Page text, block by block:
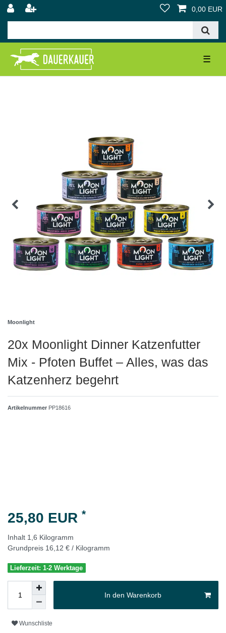
0,00 EUR
☰
Moonlight
20x Moonlight Dinner Katzenfutter
Mix - Pfoten Buffet – Alles, was das
Katzenherz begehrt
Artikelnummer PP18616
25,80 EUR *
Inhalt 1,6 Kilogramm
Grundpreis 16,12 € / Kilogramm
Lieferzeit: 1-2 Werktage
In den Warenkorb
Wunschliste